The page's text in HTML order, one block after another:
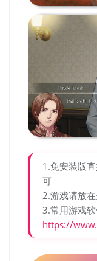
1.免安装版
可
2.游戏请放
3.常用游戏
https://